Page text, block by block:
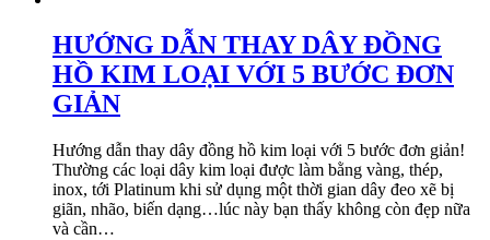
HƯỚNG DẪN THAY DÂY ĐỒNG
HỒ KIM LOẠI VỚI 5 BƯỚC ĐƠN
GIẢN
Hướng dẫn thay dây đồng hồ kim loại với 5 bước đơn giản!
Thường các loại dây kim loại được làm bằng vàng, thép,
inox, tới Platinum khi sử dụng một thời gian dây đeo xẽ bị
giãn, nhão, biến dạng…lúc này bạn thấy không còn đẹp nữa
và cần…